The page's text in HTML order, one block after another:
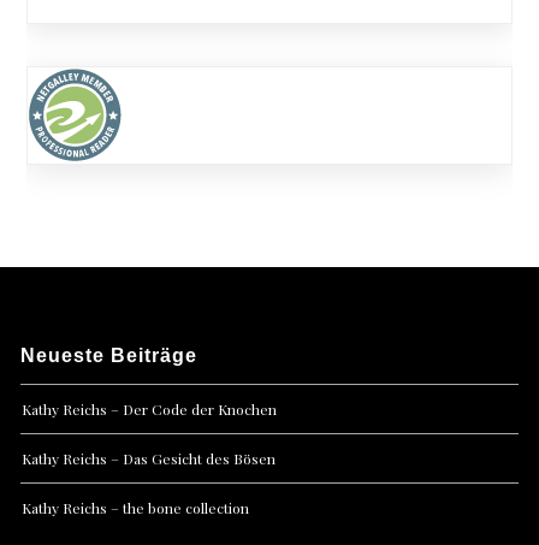
Neueste Beiträge
Kathy Reichs – Der Code der Knochen
Kathy Reichs – Das Gesicht des Bösen
Kathy Reichs – the bone collection